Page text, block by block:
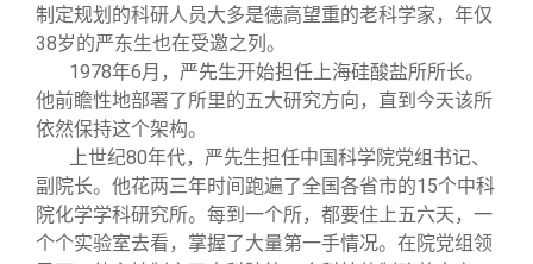
制定规划的科研人员大多是德高望重的老科学家，年仅
38岁的严东生也在受邀之列。
1978年6月，严先生开始担任上海硅酸盐所所长。
他前瞻性地部署了所里的五大研究方向，直到今天该所
依然保持这个架构。
上世纪80年代，严先生担任中国科学院党组书记、
副院长。他花两三年时间跑遍了全国各省市的15个中科
院化学学科研究所。每到一个所，都要住上五六天，一
个个实验室去看，掌握了大量第一手情况。在院党组领